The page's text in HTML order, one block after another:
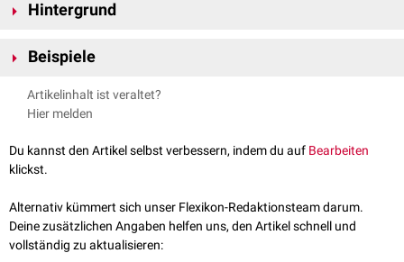
Hintergrund
– also die aufGleichungen
übersetzt wird.
Umgekehrt können mit bestimmten Verfahren, die i.d.R. auf
Strukturparameter (z.B. dieInsulinsensitivität) fürdiagnostischeZwecke
rekonstruiert oder zumindest näherungsweise bestimmt werden.
Beispiele
Beispiele für klinisch bedeutsame Strukturparameter sind:
Insulin-Glukose-
Sekretionsleistung der
Betazellen
SPINA-GBeta
Artikelinhalt ist veraltet?
Hier melden
Du kannst den Artikel selbst verbessern, indem du auf Bearbeiten
klickst.
Alternativ kümmert sich unser Flexikon-Redaktionsteam darum.
Deine zusätzlichen Angaben helfen uns, den Artikel schnell und
vollständig zu aktualisieren: